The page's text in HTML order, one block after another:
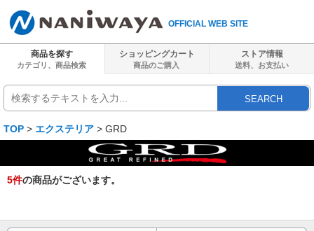
OFFICIAL WEB SITE
商品を探す
カテゴリ、商品検索
ショッピングカート
商品のご購入
ストア情報
送料、 お支払い
SEARCH
TOP > エクステリア > GRD
5件の商品がございます。